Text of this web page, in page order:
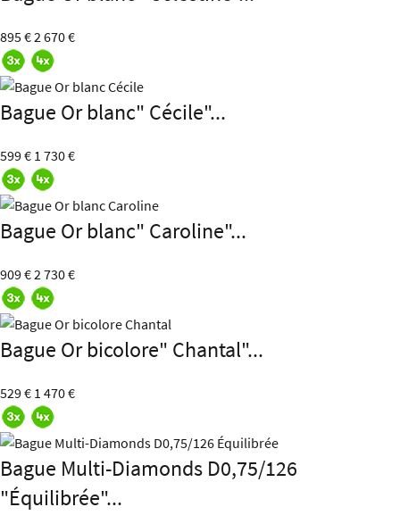
895 €2 670 €
Bague Or blanc" Cécile"...
599 € 1 730 €
Bague Or blanc" Caroline"...
909 €2 730 €
Bague Or bicolore" Chantal"...
529 € 1 470 €
Bague Multi-Diamonds D0,75/126
"Équilibrée"...